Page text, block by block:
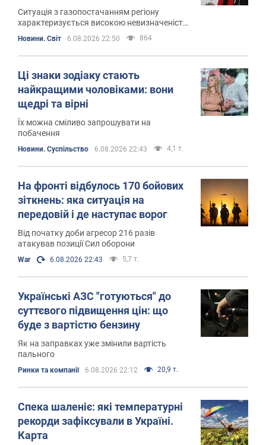
Ситуація з газопостачанням регіону
характеризується високою невизначеністю
і є ризик непередбачуваних перебоїв
Новини. Світ 6.08.2026 22:50 864
Ці знаки зодіаку стають
найкращими чоловіками: вони
щедрі та вірні
Їх можна сміливо запрошувати на
побачення
Новини. Суспільство 6.08.2026 22:43 4,1 т.
На фронті відбулось 170 бойових
зіткнень: яка ситуація на
передовій і де наступає ворог
Від початку доби агресор 216 разів
атакував позиції Сил оборони
War 6.08.2026 22:43 5,7 т.
Українські АЗС "готуються" до
суттєвого підвищення цін: що
буде з вартістю бензину
Як на заправках уже змінили вартість
пального
Ринки та компанії 6.08.2026 22:12 20,9 т.
Спека шаленіє: які температурні
рекорди зафіксували в Україні.
Карта